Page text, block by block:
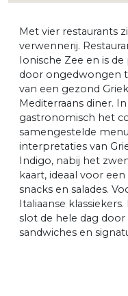
Met vier restaurants
verwennerij.
Ionische Zee en is
door ongedwongen
van een gezond
Mediterraans diner.
gastronomisch het
samengestelde
interpretaties van
Indigo, nabij het
kaart, ideaal voor
snacks en salades.
Italiaanse
slot de hele dag
sandwiches en